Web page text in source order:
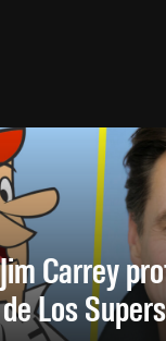
Carrey
Los